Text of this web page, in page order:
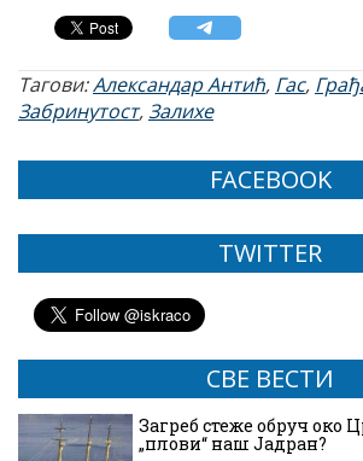
Тагови:Александар Антић, Гас,
Забринутост,Залихе
FACEBOOK
TWITTER
СВЕ ВЕСТИ
Загреб стеже обруч око
„плови“ наш Јадран?